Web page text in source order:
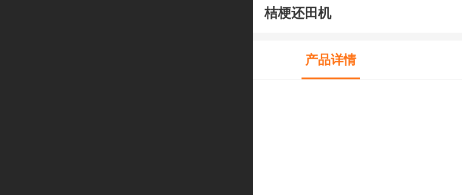
桔梗还田机
产品详情